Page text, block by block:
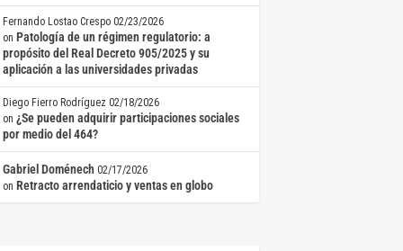
Fernando Lostao Crespo 02/23/2026
on Patología de un régimen regulatorio: a
propósito del Real Decreto 905/2025 y su
aplicación a las universidades privadas
Diego Fierro Rodríguez 02/18/2026
on ¿Se pueden adquirir participaciones sociales
por medio del 464?
Gabriel Doménech 02/17/2026
on Retracto arrendaticio y ventas en globo